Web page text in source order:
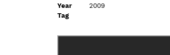
Year
2009
Tag